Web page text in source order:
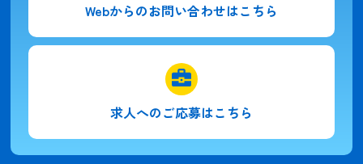
Webからのお問い合わせはこちら
求人へのご応募はこちら